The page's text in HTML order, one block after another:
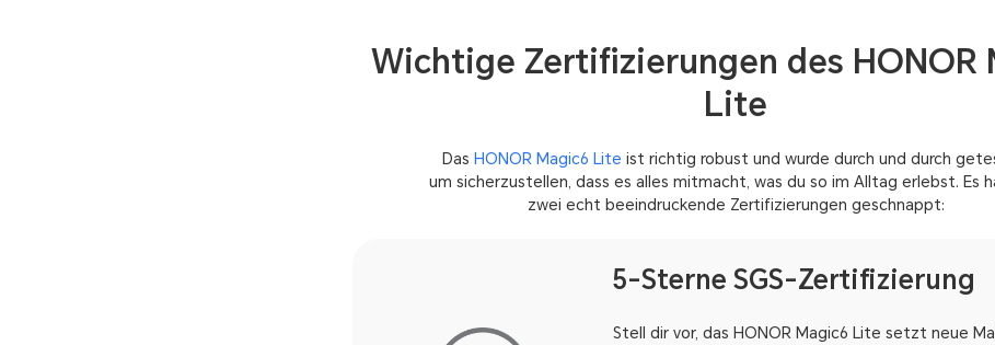
Wichtige Zertifizierungen des HONOR
Lite
Das HONOR Magic6 Lite ist richtig robust und wurde durch und durch
um sicherzustellen, dass es alles mitmacht, was du so im Alltag erlebst. Es
zwei echt beeindruckende Zertifizierungen geschnappt:
5-Sterne SGS-Zertifizierung
Stell dir vor, das HONOR Magic6 Lite setzt neue